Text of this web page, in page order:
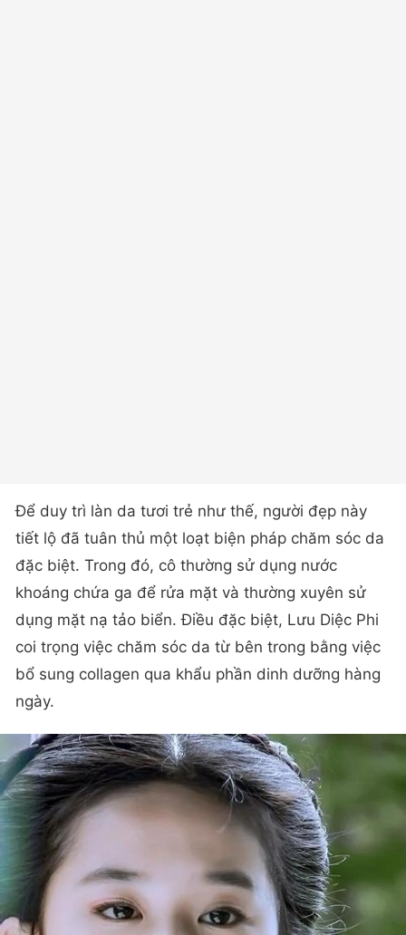
Để duy trì làn da tươi trẻ như thế, người đẹp này
tiết lộ đã tuân thủ một loạt biện pháp chăm sóc da
đặc biệt. Trong đó, cô thường sử dụng nước
khoáng chứa ga để rửa mặt và thường xuyên sử
dụng mặt nạ tảo biển. Điều đặc biệt, Lưu Diệc Phi
coi trọng việc chăm sóc da từ bên trong bằng việc
bổ sung collagen qua khẩu phần dinh dưỡng hàng
ngày.